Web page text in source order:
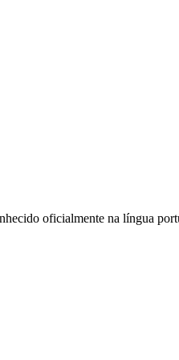
oficialmente na língua